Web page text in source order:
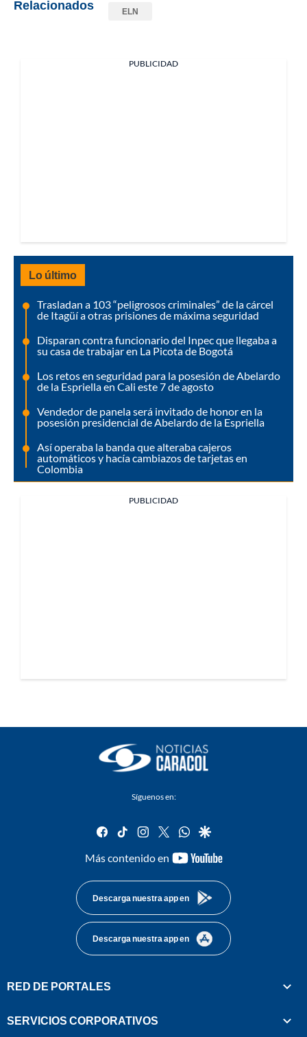
Relacionados ELN
PUBLICIDAD
Lo último
Trasladan a 103 “peligrosos criminales” de la cárcel
de Itagüí a otras prisiones de máxima seguridad
Disparan contra funcionario del Inpec que llegaba a
su casa de trabajar en La Picota de Bogotá
Los retos en seguridad para la posesión de Abelardo
de la Espriella en Cali este 7 de agosto
Vendedor de panela será invitado de honor en la
posesión presidencial de Abelardo de la Espriella
Así operaba la banda que alteraba cajeros
automáticos y hacía cambiazos de tarjetas en
Colombia
PUBLICIDAD
Síguenos en:
facebook
tiktok instagram
twitterwhatsapp
google
Más contenido en
youtube-
Descarga nuestra app en
Descarga nuestra app en
RED DE PORTALES
SERVICIOS CORPORATIVOS